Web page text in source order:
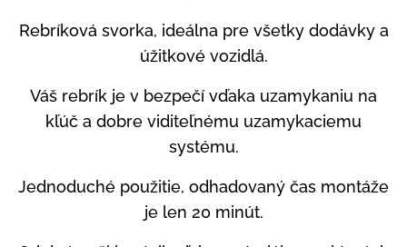
Rebríková svorka, ideálna pre všetky dodávky a
úžitkové vozidlá.
Váš rebrík je v bezpečí vďaka uzamykaniu na
kľúč a dobre viditeľnému uzamykaciemu
systému.
Jednoduché použitie, odhadovaný čas montáže
je len 20 minút.